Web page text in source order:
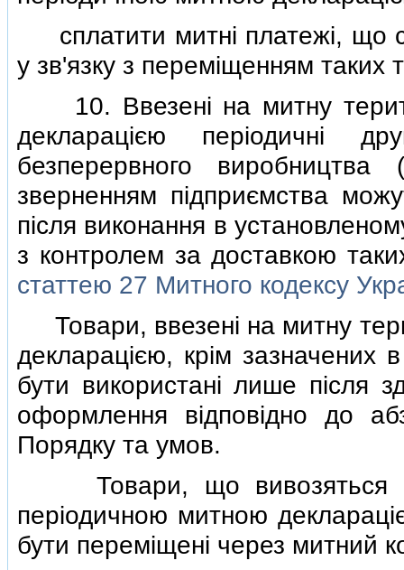
сплатити митнi платежi, що
у зв'язку з перемiщенням таких
10. Ввезенi на митну
декларацiєю перiодичнi
безперервного
зверненням пiдприємства
пiсля виконання в
з контролем за доставкою
статтею 27 Митного кодексу
Товари, ввезенi на митну
декларацiєю, крiм зазначених
бути використанi лише пiсля
оформлення вiдповiдно до
Порядку та умов.
Товари, що вивозяться за
перiодичною митною
бути перемiщенi через митний